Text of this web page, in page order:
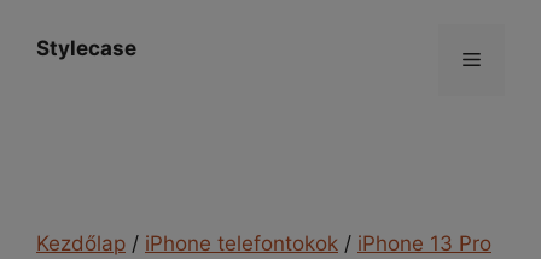
Stylecase Menü
Kezdőlap / iPhone telefontokok / iPhone 13 Pro